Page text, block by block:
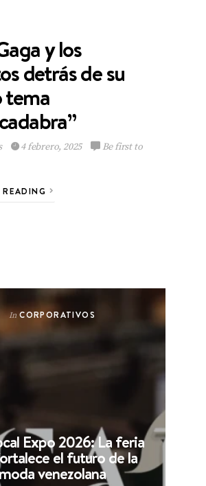
y los
detrás de su
tema
4 febrero, 2025
Be first to
In CORPORATIVOS
Expo 2026: La feria
el futuro de la
venezolana